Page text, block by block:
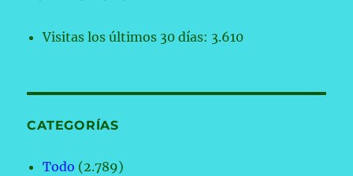
Visitas los últimos 30 días: 3.610
CATEGORÍAS
Todo (2.789)